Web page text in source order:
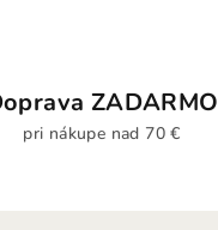
ZADARMO
pri nákupe nad 70 €